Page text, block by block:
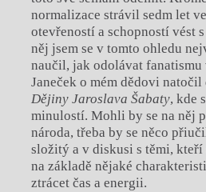
normalizace strávil sedm let
otevřeností a schopností vést
něj jsem se v tomto ohledu
naučil, jak odolávat
Janeček o mém dědovi
Dějiny Jaroslava Šabaty, kde
minulostí. Mohli by se na něj
národa, třeba by se něco
složitý a v diskusi s těmi,
na základě nějaké
ztrácet čas a energii.